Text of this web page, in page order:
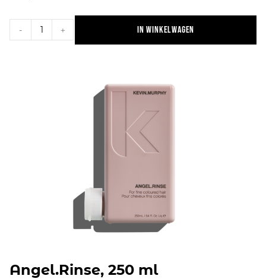
- + In winkelwagen
Angel.Rinse, 250 ml